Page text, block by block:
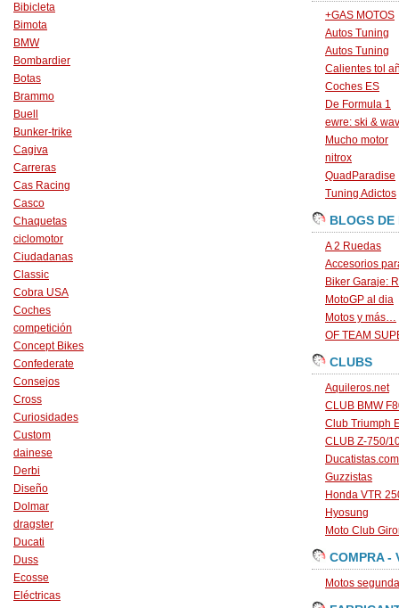
Bibicleta
Bimota
BMW
Bombardier
Botas
Brammo
Buell
Bunker-trike
Cagiva
Carreras
Cas Racing
Casco
Chaquetas
ciclomotor
Ciudadanas
Classic
Cobra USA
Coches
competición
Concept Bikes
Confederate
Consejos
Cross
Curiosidades
Custom
dainese
Derbi
Diseño
Dolmar
dragster
Ducati
Duss
Ecosse
Eléctricas
+GAS MOTOS
Autos Tuning
Autos Tuning
Calientes tol
Coches ES
De Formula 1
ewre: ski &
Mucho motor
nitrox
QuadParadise
Tuning Adictos
BLOGS DE
A 2 Ruedas
Accesorios
Biker Garaje:
MotoGP al dia
Motos y más…
OF TEAM
CLUBS
Aquileros.net
CLUB BMW
Club Triumph
CLUB Z-750/
Ducatistas.com
Guzzistas
Honda VTR
Hyosung
Moto Club
COMPRA -
Motos